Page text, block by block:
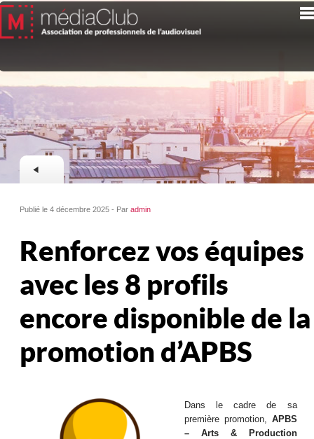
Publié le 4 décembre 2025 - Paradmin
Renforcez vos équipes
avec les 8 profils
encore disponible de la
promotion d’APBS
Dans le cadre de sa
première promotion, APBS
– Arts & Production